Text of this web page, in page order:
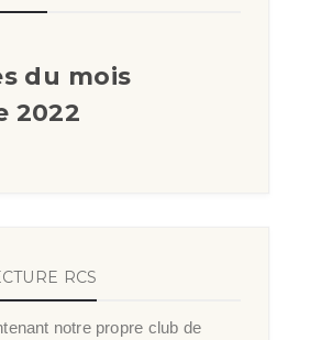
du mois
2022
RCS
notre propre club de